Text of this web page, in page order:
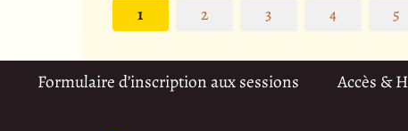
1
2 3 4 5
Formulaire d’inscription aux sessions Accès &